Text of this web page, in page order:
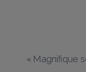
« Magnifique